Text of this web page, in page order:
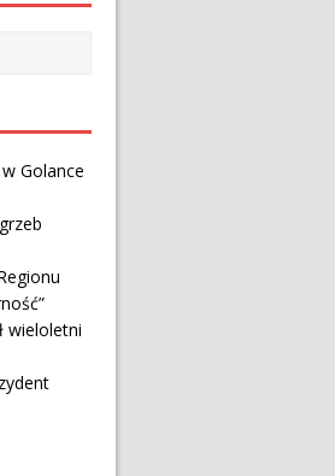
Golance
wieloletni